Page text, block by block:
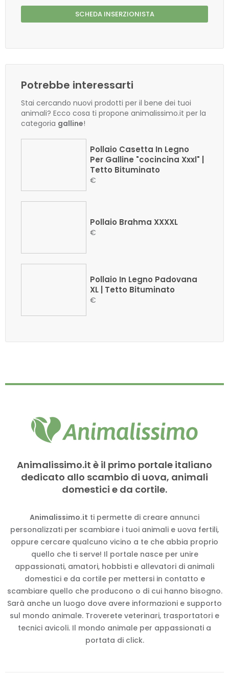
SCHEDA INSERZIONISTA
Potrebbe interessarti
Stai cercando nuovi prodotti per il bene dei tuoi
animali? Ecco cosa ti propone animalissimo.it per la
categoria galline!
Pollaio Casetta In Legno
Per Galline "cocincina Xxxl" |
Tetto Bituminato
€
Pollaio Brahma XXXXL
€
Pollaio In Legno Padovana
XL | Tetto Bituminato
€
Animalissimo.it è il primo portale italiano
dedicato allo scambio di uova, animali
domestici e da cortile.
Animalissimo.it ti permette di creare annunci
personalizzati per scambiare i tuoi animali e uova fertili,
oppure cercare qualcuno vicino a te che abbia proprio
quello che ti serve! Il portale nasce per unire
appassionati, amatori, hobbisti e allevatori di animali
domestici e da cortile per mettersi in contatto e
scambiare quello che producono o di cui hanno bisogno.
Sarà anche un luogo dove avere informazioni e supporto
sul mondo animale. Troverete veterinari, trasportatori e
tecnici avicoli. Il mondo animale per appassionati a
portata di click.